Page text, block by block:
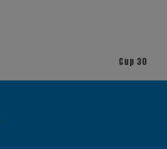
Cup 30